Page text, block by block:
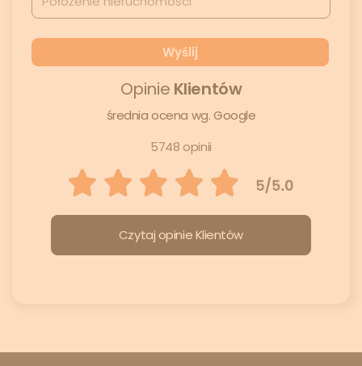
Opinie Klientów
średnia ocena wg. Google
5748 opinii
Czytaj opinie Klientów